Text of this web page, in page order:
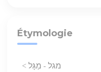
Étymologie
< מגל - מַגָּל